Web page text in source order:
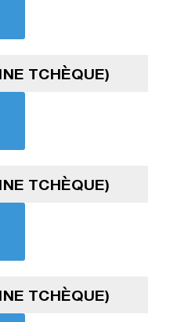
TCHÈQUE)
TCHÈQUE)
TCHÈQUE)